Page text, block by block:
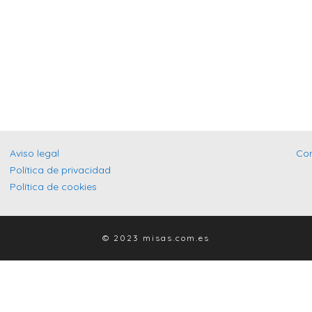
Aviso legal
Política de privacidad
Política de cookies
© 2023 misas.com.es